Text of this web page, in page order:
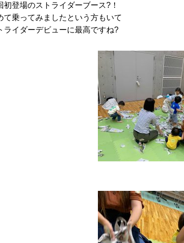
初登場のストライダーブース?！
て乗ってみましたという方もいて
ライダーデビューに最高ですね?